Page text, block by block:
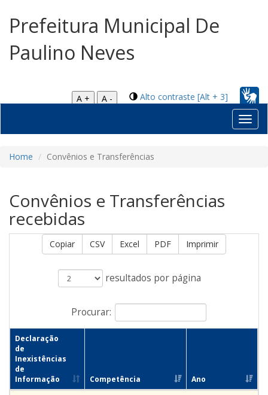
Prefeitura Municipal De
Paulino Neves
Alto contraste [Alt + 3]
A +
A -
Home Convênios e Transferências
Convênios e Transferências
recebidas
Copiar CSV Excel PDF Imprimir
resultados por página
Procurar:
Declaração
de
Inexistências
de
Informação
Competência Ano